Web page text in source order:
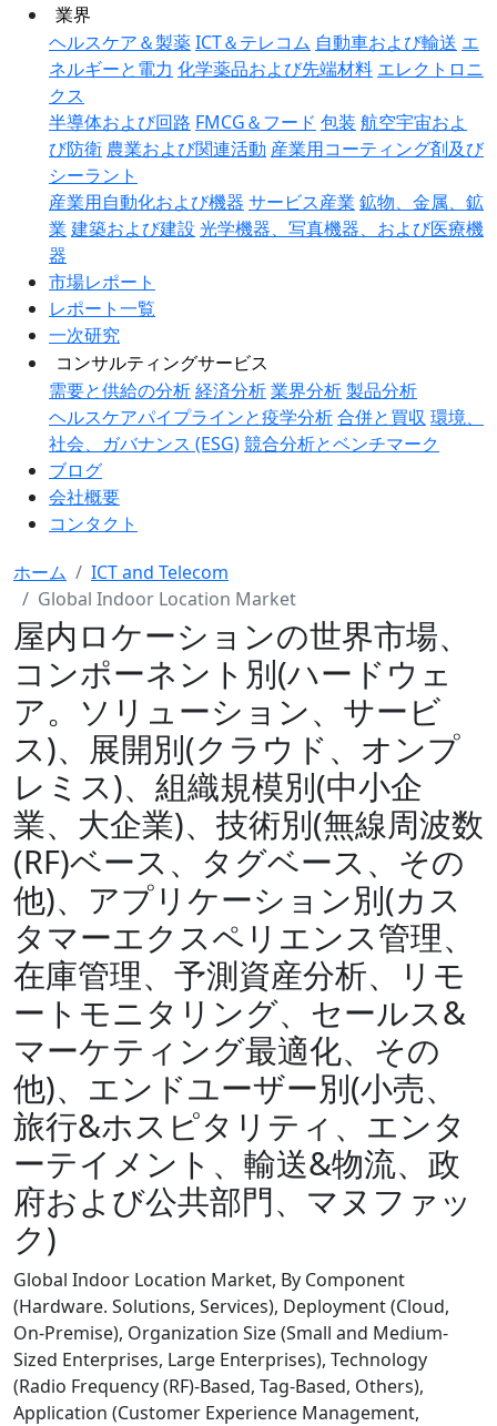
業界
ヘルスケア＆製薬ICT＆テレコム 自動車および輸送 エ
ネルギーと電力 化学薬品および先端材料 エレクトロニ
クス
半導体および回路 FMCG＆フード 包装 航空宇宙およ
び防衛 農業および関連活動 産業用コーティング剤及び
シーラント
産業用自動化および機器 サービス産業 鉱物、金属、鉱
業 建築および建設 光学機器、写真機器、および医療機
器
市場レポート
レポート一覧
一次研究
コンサルティングサービス
需要と供給の分析経済分析業界分析製品分析
ヘルスケアパイプラインと疫学分析合併と買収 環境、
社会、ガバナンス (ESG)競合分析とベンチマーク
ブログ
会社概要
コンタクト
ホーム
ICT and Telecom
Global Indoor Location Market
屋内ロケーションの世界市場、
コンポーネント別(ハードウェ
ア。ソリューション、サービ
ス)、展開別(クラウド、オンプ
レミス)、組織規模別(中小企
業、大企業)、技術別(無線周波数
(RF)ベース、タグベース、その
他)、アプリケーション別(カス
タマーエクスペリエンス管理、
在庫管理、予測資産分析、リモ
ートモニタリング、セールス&
マーケティング最適化、その
他)、エンドユーザー別(小売、
旅行&ホスピタリティ、エンタ
ーテイメント、輸送&物流、政
府および公共部門、マヌファッ
ク)
Global Indoor Location Market, By Component
(Hardware. Solutions, Services), Deployment (Cloud,
On-Premise), Organization Size (Small and Medium-
Sized Enterprises, Large Enterprises), Technology
(Radio Frequency (RF)-Based, Tag-Based, Others),
Application (Customer Experience Management,